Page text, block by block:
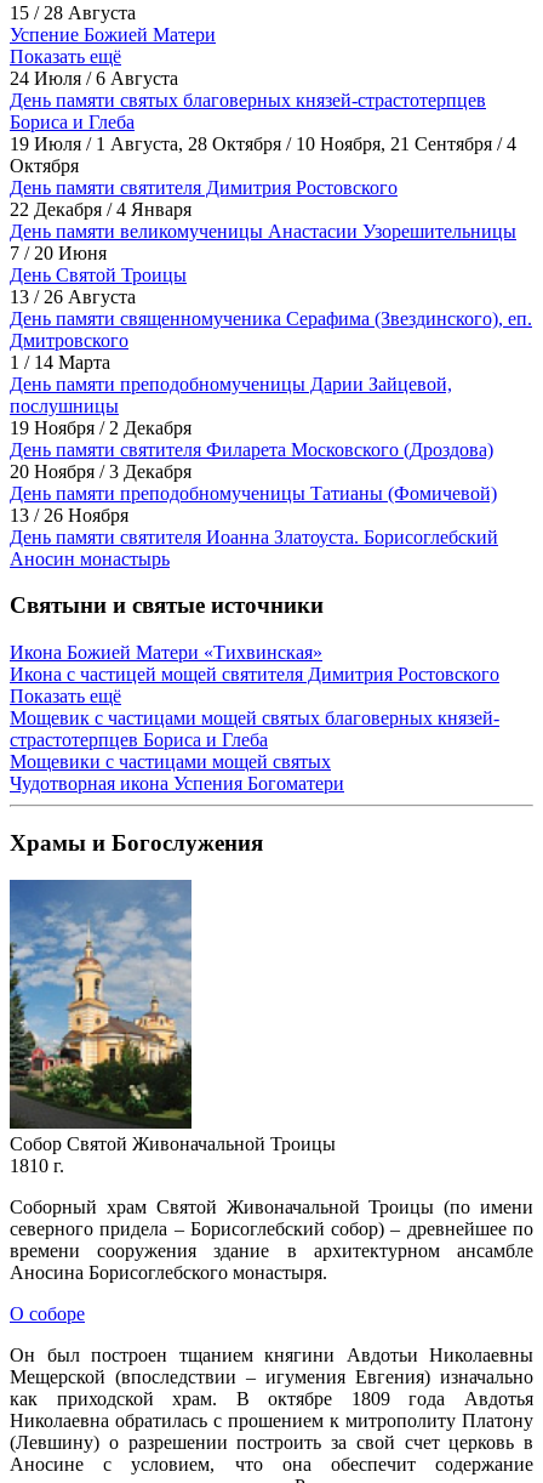
15 / 28 Августа
Успение Божией Матери
Показать ещё
24 Июля / 6 Августа
День памяти святых благоверных князей-страстотерпцев
Бориса и Глеба
19 Июля / 1 Августа, 28 Октября / 10 Ноября, 21 Сентября / 4
Октября
День памяти святителя Димитрия Ростовского
22 Декабря / 4 Января
День памяти великомученицы Анастасии Узорешительницы
7 / 20 Июня
День Святой Троицы
13 / 26 Августа
День памяти священномученика Серафима (Звездинского), еп.
Дмитровского
1 / 14 Марта
День памяти преподобномученицы Дарии Зайцевой,
послушницы
19 Ноября / 2 Декабря
День памяти святителя Филарета Московского (Дроздова)
20 Ноября / 3 Декабря
День памяти преподобномученицы Татианы (Фомичевой)
13 / 26 Ноября
День памяти святителя Иоанна Златоуста. Борисоглебский
Аносин монастырь
Святыни и святые источники
Икона Божией Матери «Тихвинская»
Икона с частицей мощей святителя Димитрия Ростовского
Показать ещё
Мощевик с частицами мощей святых благоверных князей-
страстотерпцев Бориса и Глеба
Мощевики с частицами мощей святых
Чудотворная икона Успения Богоматери
Храмы и Богослужения
Собор Святой Живоначальной Троицы
1810 г.
Соборный храм Святой Живоначальной Троицы (по имени
северного придела – Борисоглебский собор) – древнейшее по
времени сооружения здание в архитектурном ансамбле
Аносина Борисоглебского монастыря.
О соборе
Он был построен тщанием княгини Авдотьи Николаевны
Мещерской (впоследствии – игумения Евгения) изначально
как приходской храм. В октябре 1809 года Авдотья
Николаевна обратилась с прошением к митрополиту Платону
(Левшину) о разрешении построить за свой счет церковь в
Аносине с условием, что она обеспечит содержание